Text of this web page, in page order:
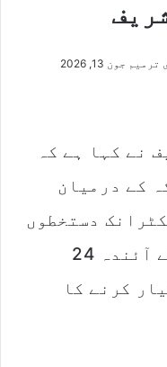
جون 13, 2026
نے کہا ہے کہ
کے درمیان
دستخطوں
کی تیاری کر رہا ہے، جس کے آئندہ 24
کرنے کا